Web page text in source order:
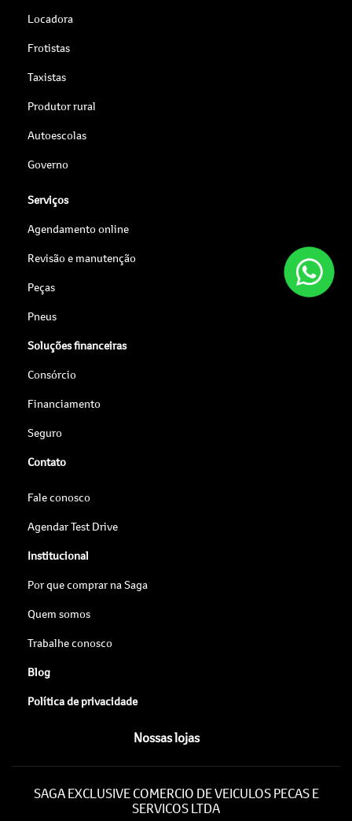
Locadora
Frotistas
Taxistas
Produtor rural
Autoescolas
Governo
Serviços
Agendamento online
Revisão e manutenção
Peças
Pneus
Soluções financeiras
Consórcio
Financiamento
Seguro
Contato
Fale conosco
Agendar Test Drive
Institucional
Por que comprar na Saga
Quem somos
Trabalhe conosco
Blog
Política de privacidade
Nossas lojas
SAGA EXCLUSIVE COMERCIO DE VEICULOS PECAS E
SERVICOS LTDA